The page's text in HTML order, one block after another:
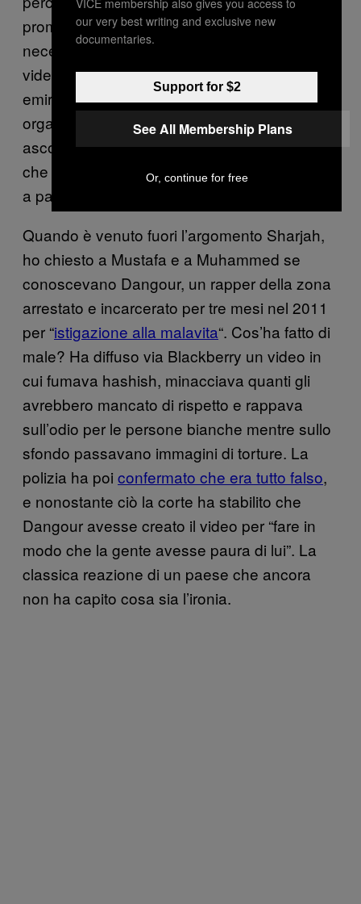
promuovere la loro musica e non hanno
necessariamente i soldi per permettersi dei
video professionali come i loro coetanei degli
emirati più ricchi. Non ci sono concerti
organizzati per gli esordienti e non sono
ascoltabili nemmeno sul web, quindi quelli
che riescono a produrre qualcosa si limitano
a passarlo via mail agli amici.
Quando è venuto fuori l’argomento Sharjah,
ho chiesto a Mustafa e a Muhammed se
conoscevano Dangour, un rapper della zona
arrestato e incarcerato per tre mesi nel 2011
per “istigazione alla malavita“. Cos’ha fatto di
male? Ha diffuso via Blackberry un video in
cui fumava hashish, minacciava quanti gli
avrebbero mancato di rispetto e rappava
sull’odio per le persone bianche mentre sullo
sfondo passavano immagini di torture. La
polizia ha poi confermato che era tutto falso,
e nonostante ciò la corte ha stabilito che
Dangour avesse creato il video per “fare in
modo che la gente avesse paura di lui”. La
classica reazione di un paese che ancora
non ha capito cosa sia l’ironia.
our very best writing and exclusive new
documentaries.
Support for $2
See All Membership Plans
Or, continue for free